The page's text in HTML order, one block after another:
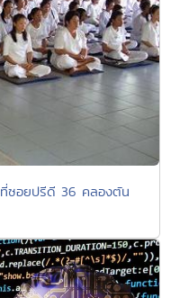
ซอยปรีดี 36 คลองตัน